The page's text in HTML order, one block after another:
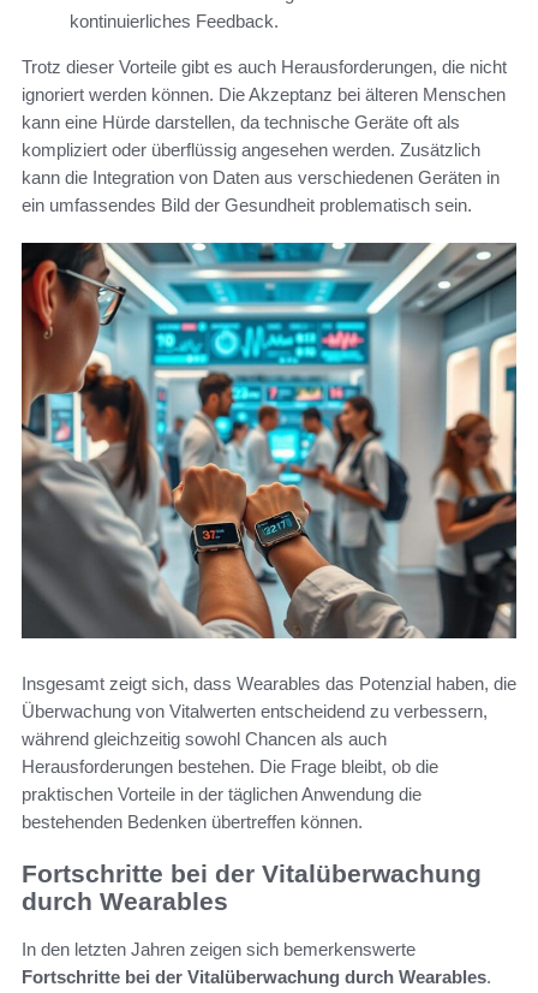
kontinuierliches Feedback.
Trotz dieser Vorteile gibt es auch Herausforderungen, die nicht
ignoriert werden können. Die Akzeptanz bei älteren Menschen
kann eine Hürde darstellen, da technische Geräte oft als
kompliziert oder überflüssig angesehen werden. Zusätzlich
kann die Integration von Daten aus verschiedenen Geräten in
ein umfassendes Bild der Gesundheit problematisch sein.
Insgesamt zeigt sich, dass Wearables das Potenzial haben, die
Überwachung von Vitalwerten entscheidend zu verbessern,
während gleichzeitig sowohl Chancen als auch
Herausforderungen bestehen. Die Frage bleibt, ob die
praktischen Vorteile in der täglichen Anwendung die
bestehenden Bedenken übertreffen können.
Fortschritte bei der Vitalüberwachung
durch Wearables
In den letzten Jahren zeigen sich bemerkenswerte
Fortschritte bei der Vitalüberwachung durch Wearables.